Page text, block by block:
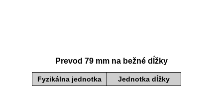
Prevod 79 mm na bežné dĺžky
Fyzikálna jednotka Jednotka dĺžky